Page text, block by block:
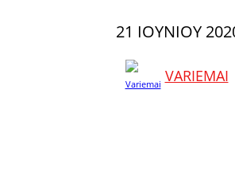
21 ΙΟΥΝΊΟΥ
VARIEMAI